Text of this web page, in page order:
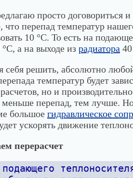
просто договориться
что перепад температур
10 °С. То есть на
а на выходе из радиатора
себя решить, абсолютно
температур будет
но и
меньше перепад, тем лучше.
большое гидравлическое
ускорять движение
перерасчет
подающего